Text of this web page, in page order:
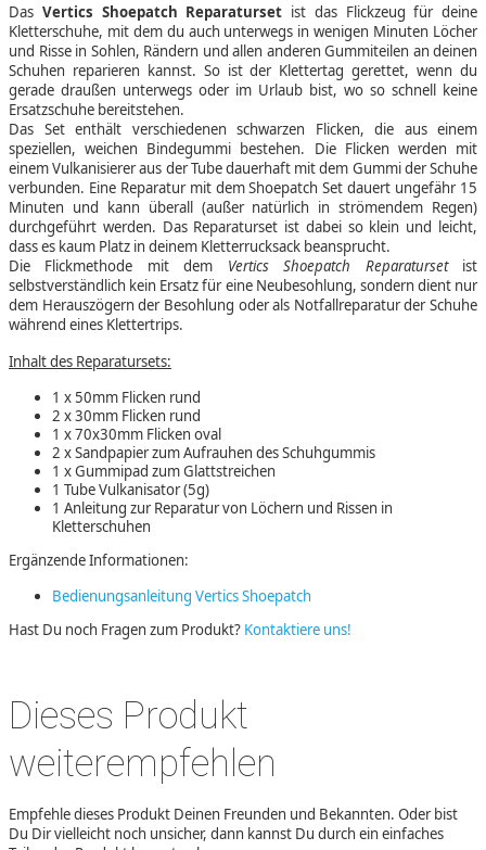
Das Vertics Shoepatch Reparaturset ist das Flickzeug für deine
Kletterschuhe, mit dem du auch unterwegs in wenigen Minuten Löcher
und Risse in Sohlen, Rändern und allen anderen Gummiteilen an deinen
Schuhen reparieren kannst. So ist der Klettertag gerettet, wenn du
gerade draußen unterwegs oder im Urlaub bist, wo so schnell keine
Ersatzschuhe bereitstehen.
Das Set enthält verschiedenen schwarzen Flicken, die aus einem
speziellen, weichen Bindegummi bestehen. Die Flicken werden mit
einem Vulkanisierer aus der Tube dauerhaft mit dem Gummi der Schuhe
verbunden. Eine Reparatur mit dem Shoepatch Set dauert ungefähr 15
Minuten und kann überall (außer natürlich in strömendem Regen)
durchgeführt werden. Das Reparaturset ist dabei so klein und leicht,
dass es kaum Platz in deinem Kletterrucksack beansprucht.
Die Flickmethode mit dem Vertics Shoepatch Reparatursetist
selbstverständlich kein Ersatz für eine Neubesohlung, sondern dient nur
dem Herauszögern der Besohlung oder als Notfallreparatur der Schuhe
während eines Klettertrips.
Inhalt des Reparatursets:
1 x 50mm Flicken rund
2 x 30mm Flicken rund
1 x 70x30mm Flicken oval
2 x Sandpapier zum Aufrauhen des Schuhgummis
1 x Gummipad zum Glattstreichen
1 Tube Vulkanisator (5g)
1 Anleitung zur Reparatur von Löchern und Rissen in
Kletterschuhen
Ergänzende Informationen:
Bedienungsanleitung Vertics Shoepatch
Hast Du noch Fragen zum Produkt? Kontaktiere uns!
Dieses Produkt
weiterempfehlen
Empfehle dieses Produkt Deinen Freunden und Bekannten. Oder bist
Du Dir vielleicht noch unsicher, dann kannst Du durch ein einfaches